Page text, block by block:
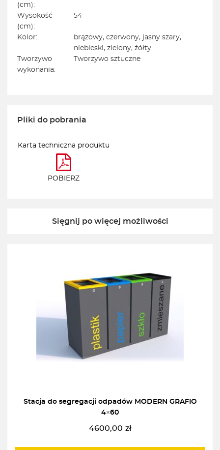
(cm):
Wysokość
(cm):
54
Kolor:
brązowy, czerwony, jasny szary,
niebieski, zielony, żółty
Tworzywo
wykonania:
Tworzywo sztuczne
Pliki do pobrania
Karta techniczna produktu
POBIERZ
Sięgnij po więcej możliwości
Stacja do segregacji odpadów MODERN GRAFIO
4×60
4600,00 zł